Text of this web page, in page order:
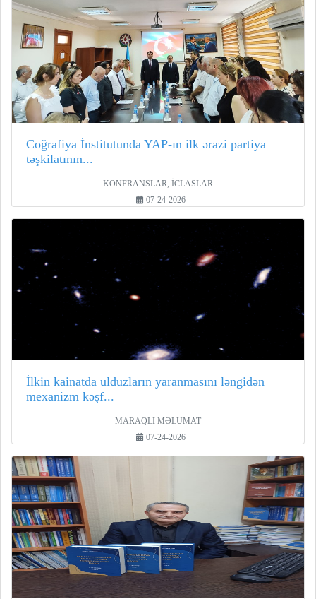
Coğrafiya İnstitutunda YAP-ın ilk ərazi partiya
təşkilatının...
KONFRANSLAR, İCLASLAR
07-24-2026
İlkin kainatda ulduzların yaranmasını ləngidən
mexanizm kəşf...
MARAQLI MƏLUMAT
07-24-2026